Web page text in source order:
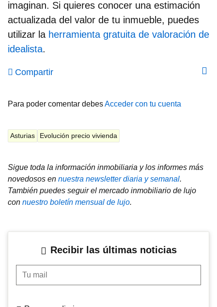
imaginan. Si quieres conocer una estimación
actualizada del valor de tu inmueble, puedes
utilizar la herramienta gratuita de valoración de
idealista.
Compartir
Para poder comentar debesAcceder con tu cuenta
Asturias Evolución precio vivienda
Sigue toda la información inmobiliaria y los informes más
novedosos en nuestra newsletter diaria y semanal.
También puedes seguir el mercado inmobiliario de lujo
con nuestro boletín mensual de lujo.
Recibir las últimas noticias
Tu mail